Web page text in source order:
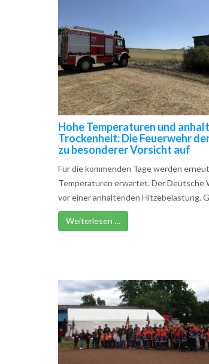
Hohe Temperaturen und
Trockenheit: Die Feuerwehr
zu besonderer Vorsicht auf
Für die kommenden Tage werden
Temperaturen erwartet. Der
vor einer anhaltenden Hitzebelastung.
Weiterlesen …